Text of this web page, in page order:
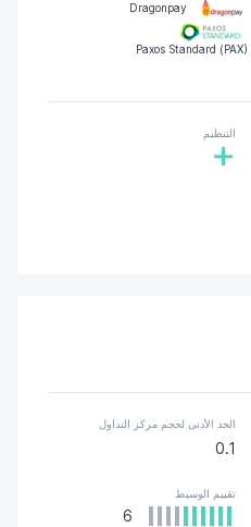
Dragonpay
Paxos Standard (PAX)
التنظيم
+
الحد الأدنى لحجم مركز التداول
0.1
تقييم الوسيط
6